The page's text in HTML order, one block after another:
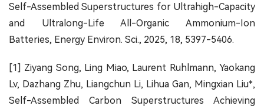
Self-Assembled Superstructures for Ultrahigh-Capacity
and Ultralong-Life All-Organic Ammonium-Ion
Batteries, Energy Environ. Sci., 2025, 18, 5397-5406.
[1] Ziyang Song, Ling Miao, Laurent Ruhlmann, Yaokang
Lv, Dazhang Zhu, Liangchun Li, Lihua Gan, Mingxian Liu*,
Self-Assembled Carbon Superstructures Achieving